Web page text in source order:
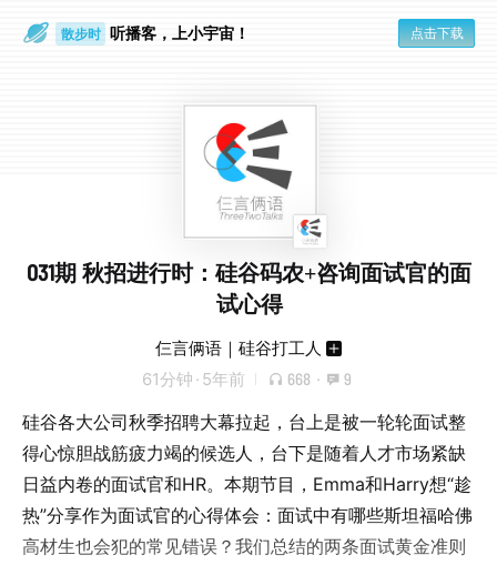
散步时 听播客，上小宇宙！ 点击下载
031期 秋招进行时：硅谷码农+咨询面试官的面
试心得
仨言俩语｜硅谷打工人
61分钟 · 5年前 668 · 9
硅谷各大公司秋季招聘大幕拉起，台上是被一轮轮面试整
得心惊胆战筋疲力竭的候选人，台下是随着人才市场紧缺
日益内卷的面试官和HR。本期节目，Emma和Harry想“趁
热”分享作为面试官的心得体会：面试中有哪些斯坦福哈佛
高材生也会犯的常见错误？我们总结的两条面试黄金准则